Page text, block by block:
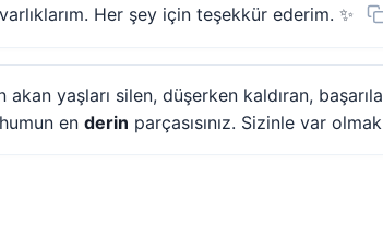
varlıklarım. Her şey için teşekkür ederim. ✨
akan yaşları silen, düşerken kaldıran,
en derin parçasısınız. Sizinle var